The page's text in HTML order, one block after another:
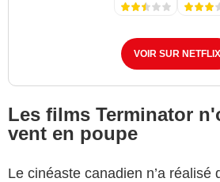
VOIR SUR NETFLIX
Les films Terminator
vent en poupe
Le cinéaste canadien n’a réalisé